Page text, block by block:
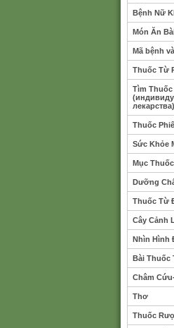
Bệnh Nữ
Món Ăn
Mã bệnh
Thuốc Từ
Tìm Thuốc
лекарства)
Thuốc
Sức Khỏe
Mục
Dưỡng
Thuốc Từ
Cây Cảnh
Nhìn Hình
Bài Thuốc
Châm
Thơ
Thuốc